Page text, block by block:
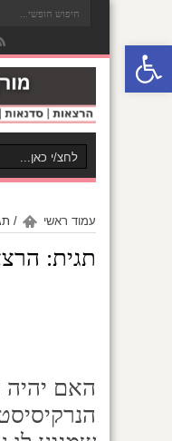
פתח סרגל נגישות
עמוד ראשי /
תגית:
האם